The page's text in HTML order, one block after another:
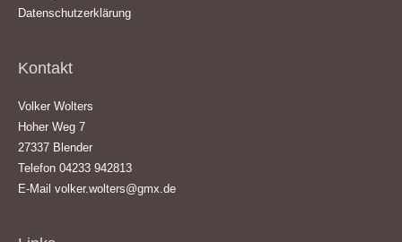
Datenschutzerklärung
Kontakt
Volker Wolters
Hoher Weg 7
27337 Blender
Telefon 04233 942813
E-Mail volker.wolters@gmx.de